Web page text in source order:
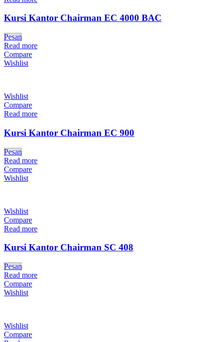
Kursi Kantor Chairman EC 4000 BAC
Pesan
Read more
Compare
Wishlist
Wishlist
Compare
Read more
Kursi Kantor Chairman EC 900
Pesan
Read more
Compare
Wishlist
Wishlist
Compare
Read more
Kursi Kantor Chairman SC 408
Pesan
Read more
Compare
Wishlist
Wishlist
Compare